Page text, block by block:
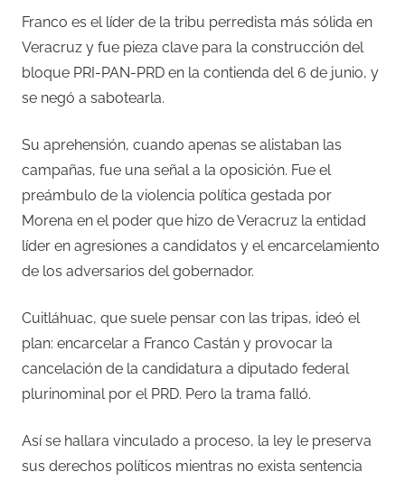
Franco es el líder de la tribu perredista más sólida en
Veracruz y fue pieza clave para la construcción del
bloque PRI-PAN-PRD en la contienda del 6 de junio, y
se negó a sabotearla.
Su aprehensión, cuando apenas se alistaban las
campañas, fue una señal a la oposición. Fue el
preámbulo de la violencia política gestada por
Morena en el poder que hizo de Veracruz la entidad
líder en agresiones a candidatos y el encarcelamiento
de los adversarios del gobernador.
Cuitláhuac, que suele pensar con las tripas, ideó el
plan: encarcelar a Franco Castán y provocar la
cancelación de la candidatura a diputado federal
plurinominal por el PRD. Pero la trama falló.
Así se hallara vinculado a proceso, la ley le preserva
sus derechos políticos mientras no exista sentencia